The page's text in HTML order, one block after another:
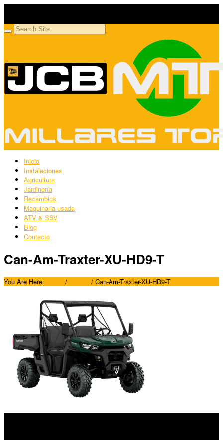
Inicio
Instalaciones
Agricultura
Jardinería
Recambios
Maquinaria usada
ATV & SSV
Blog
Contacto
Can-Am-Traxter-XU-HD9-T
You Are Here: / / Can-Am-Traxter-XU-HD9-T